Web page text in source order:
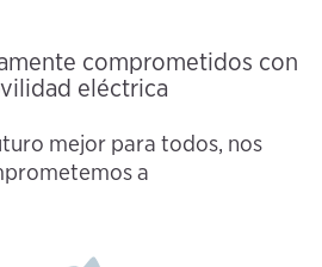
comprometidos con
eléctrica
mejor para todos, nos
a